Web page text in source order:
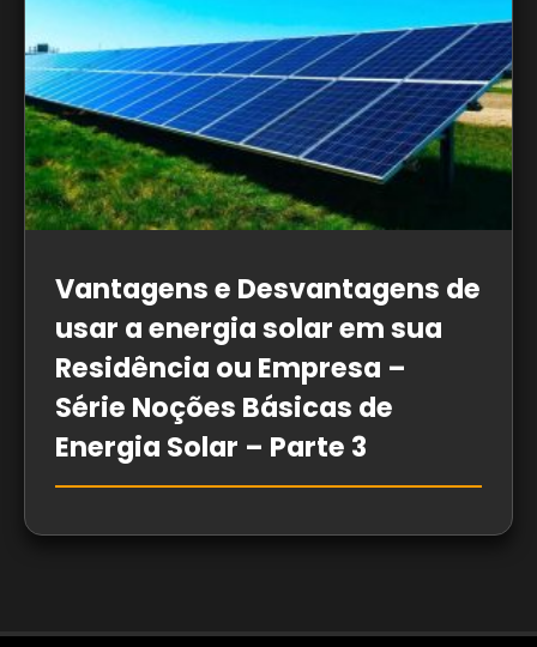
Vantagens e Desvantagens de
usar a energia solar em sua
Residência ou Empresa –
Série Noções Básicas de
Energia Solar – Parte 3